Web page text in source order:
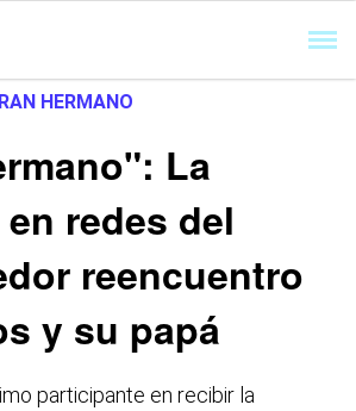
HERMANO
La
redes del
reencuentro
y su papá
participante en recibir la